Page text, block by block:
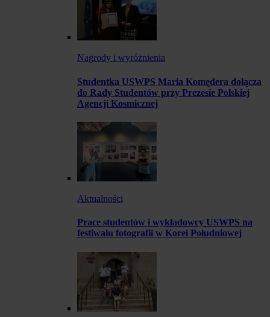
Nagrody i wyróżnienia
Studentka USWPS Maria Komędera dołącza
do Rady Studentów przy Prezesie Polskiej
Agencji Kosmicznej
Aktualności
Prace studentów i wykładowcy USWPS na
festiwalu fotografii w Korei Południowej